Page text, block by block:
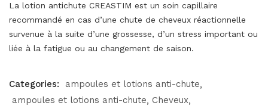
La lotion antichute CREASTIM est un soin capillaire
recommandé en cas d’une chute de cheveux réactionnelle
survenue à la suite d’une grossesse, d’un stress important ou
liée à la fatigue ou au changement de saison.
Categories:
ampoules et lotions anti-chute
ampoules et lotions anti-chute Cheveux